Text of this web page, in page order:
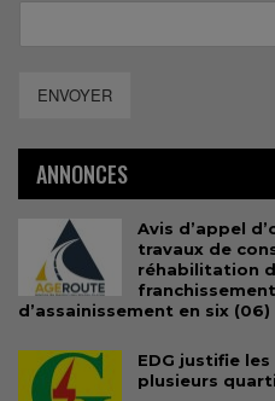
ENVOYER
ANNONCES
Avis d’appel
travaux de
réhabilitation
d’assainissement en six
EDG justifie
plusieurs